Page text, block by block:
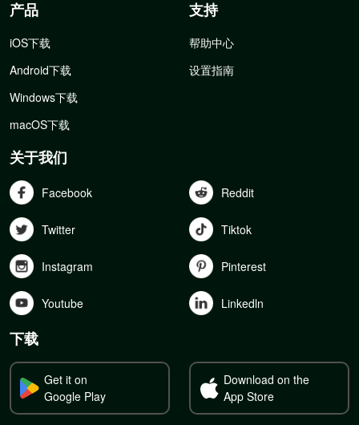
产品
iOS下载
Android下载
Windows下载
macOS下载
支持
帮助中心
设置指南
关于我们
Facebook Reddit
Twitter Tiktok
Instagram Pinterest
Youtube Linkedln
下载
Get it on
Google Play
Download on the
App Store